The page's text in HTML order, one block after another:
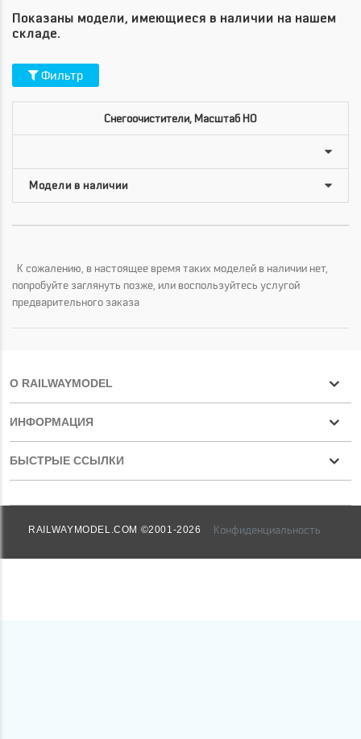
Показаны модели, имеющиеся в наличии на нашем
складе.
Фильтр
Снегоочистители, Масштаб HO
К сожалению, в настоящее время таких моделей в наличии нет,
попробуйте заглянуть позже, или воспользуйтесь услугой
предварительного заказа
О RAILWAYMODEL
ИНФОРМАЦИЯ
БЫСТРЫЕ ССЫЛКИ
RAILWAYMODEL.COM ©2001-2026 Конфиденциальность